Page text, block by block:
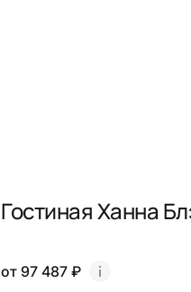
Гостиная Ханна
от 97 487 ₽